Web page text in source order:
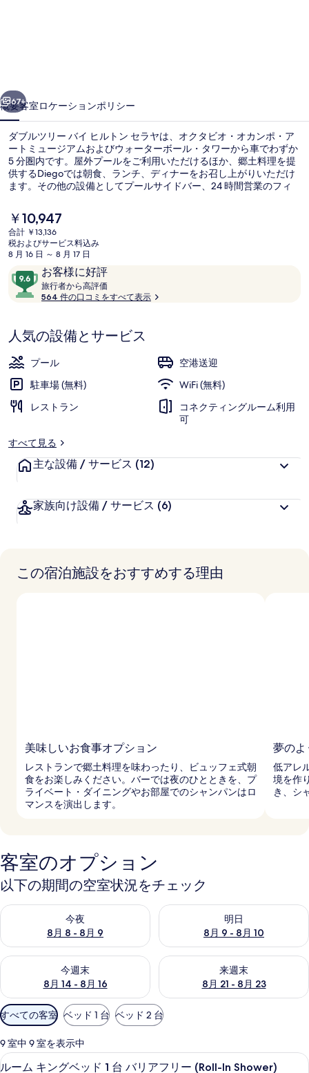
イ
ヒ
ル
ト
ン
セ
ラ
ヤ
の
ギ
ャ
ラ
リ
67+
概要客室ロケーションポリシー
ダブルツリー バイ ヒルトン セラヤは、オクタビオ・オカンポ・ア
ートミュージアムおよびウォーターボール・タワーから車でわずか
5 分圏内です。屋外プールをご利用いただけるほか、郷土料理を提
供するDiegoでは朝食、ランチ、ディナーをお召し上がりいただけ
ます。その他の設備としてプールサイドバー、24 時間営業のフィ
式ホテルに備わっています。旅行者は親切なスタッフを高く評価し
ています。
現
在
の
料
は
￥10,947
￥10,947
合計 ￥13,136
税およびサービス料込み
8 月 16 日 ～ 8 月 17 日
口
コ
ミ
お客様に好評
10
段
階
9.6、
お
客
様
に
好
件
口
ミ
旅行者から高評価
行
ら
564 件の口コミをすべて表示
人気の設備とサービス
プール
空港送迎
駐車場 (無料)
WiFi (無料)
レストラン
コネクティングルーム利用
可
すべて見る
主な設備 / サービス (12)
家族向け設備 / サービス (6)
この宿泊施設をおすすめする理由
美味しいお食事オプション
レストランで郷土料理を味わったり、ビュッフェ式朝
食をお楽しみください。バーでは夜のひとときを、プ
ライベート・ダイニングやお部屋でのシャンパンはロ
マンスを演出します。
夢のよ
低アレ
境を作
き、シ
客室のオプション
以下の期間の空室状況をチェック
今夜
8月 8 - 8月 9
今夜 8月 8 - 8月 9 の空室状況をチェック
明日
8月 9 - 8月 10
明日 8月 9 - 8月 10 の空室状
今週末
8月 14 - 8月 16
今週末 8月 14 - 8月 16 の空室状況をチェック
来週末
8月 21 - 8月 23
来週末 8月 21 - 8月 23 の空室
利
用
可
能
すべての客室 ベッド 1 台 ベッド 2 台
9 室中 9 室を表示中
ル
低刺激性寝具、ミニバー、セーフテ
7
ルーム キングベッド 1 台 バリアフリー (Roll-In Shower)